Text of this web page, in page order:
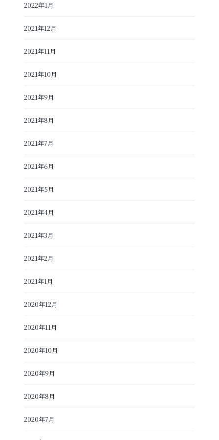
2022年1月
2021年12月
2021年11月
2021年10月
2021年9月
2021年8月
2021年7月
2021年6月
2021年5月
2021年4月
2021年3月
2021年2月
2021年1月
2020年12月
2020年11月
2020年10月
2020年9月
2020年8月
2020年7月